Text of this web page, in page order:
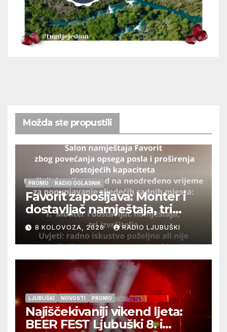
Možda ste propustili
PROMO RADIO OGLASNIK
Favorit zapošljava: Monter i
dostavljač namještaja, tri
izvršitelja
8 KOLOVOZA, 2026 RADIO LJUBUŠKI
LJUBUŠKI NOVOSTI PROMO
Najiščekivaniji vikend ljeta:
BEER FEST Ljubuški 8. i